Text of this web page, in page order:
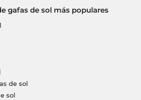
gafas de sol más populares
de sol
sol